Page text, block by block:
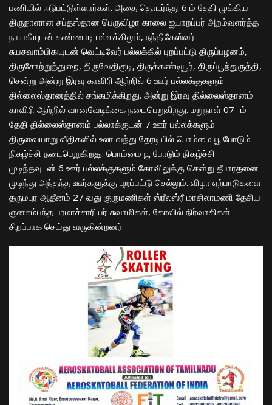
பணியில் ஈடுபட்டுள்ளார்கள். அதை தொடர்ந்து 6 ம் தேதி முக்கிய
திருநாளான சப்தஸ்தான பெருவிழா காலை ஐயாறப்பர் அறம்வளர்த்த
நாயகியுடன் கண்ணாடி பல்லக்கிலும், நந்திகேஸ்வர்
சுயசுவாம்பிகiயுடன் வெட்டிவேர் பல்லக்கில் புறப்பட்டு திருப்பழனம்,
திருசோற்றுத்துறை, திருவேதிகுடி, திருக்கண்டியூர், திருப்பூந்துருத்தி,
சென்று அன்று இரவு காவிரி ஆற்றில் 6 ஊர் பல்லக்குகளும்
தில்லைஸ்தானத்தில் சங்கமிக்கிறது. அன்று இரவு தில்லைஸ்தானம்
காவிரி ஆற்றில் வானவேடிக்கை நடைபெறுகிறது. மறுநாள் 07 -ம்
தேதி தில்லைஸ்தானம் பல்லாக்குடன் 7 ஊர் பல்லக்களும்
திருவையாறு வீதிகளில் உலா வந்து தேரடியில் பொம்மை பூ போடும்
நிகழ்ச்சி நடைபெறுகிறது. பொம்மை பூ போடும் நிகழ்ச்சி
முடிந்தவுடன் 6 ஊர் பல்லக்குகளும் கோவிலுக்கு சென்று தீபாரதனை
முடிந்து அந்தந்த ஊர்களுக்கு புறப்பட்டு செல்லும். விழா ஏற்பாடுகளை
தருமபுர ஆதீனம் 27 வது குருமணிகள் ஸ்ரீலஸ்ரீ மாசிலாமணி தேசிய
ஞனசம்பந்த பரமாச்சாரியர் சுவாமிகள், கோவில் நிர்வாகிகள்
சிறப்பாக செய்து வருகின்றனர்.